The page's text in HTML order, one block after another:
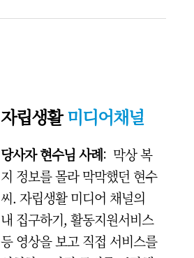
자립생활 미디어채널
당사자 현수님 사례: 막상 복
지 정보를 몰라 막막했던 현수
씨. 자립생활 미디어 채널의
내 집구하기, 활동지원서비스
등 영상을 보고 직접 서비스를